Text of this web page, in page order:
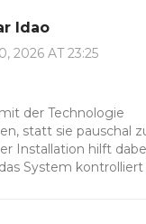
Idao
2026 AT 23:25
der Technologie
statt sie pauschal
Installation hilft
System